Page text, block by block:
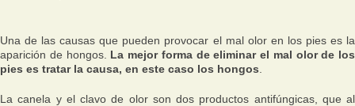
Una de las causas que pueden provocar el mal olor en los pies es la
aparición de hongos. La mejor forma de eliminar el mal olor de los
pies es tratar la causa, en este caso los hongos
La canela y el clavo de olor son dos productos antifúngicas, que al